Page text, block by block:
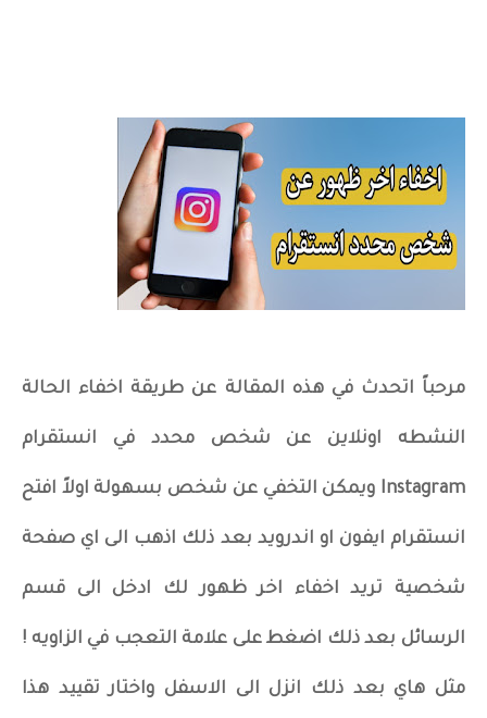
مرحباً اتحدث في هذه المقالة عن طريقة اخفاء الحالة
النشطه اونلاين عن شخص محدد في انستقرام
Instagram ويمكن التخفي عن شخص بسهولة اولاً افتح
انستقرام ايفون او اندرويد بعد ذلك اذهب الى اي صفحة
شخصية تريد اخفاء اخر ظهور لك ادخل الى قسم
الرسائل بعد ذلك اضغط على علامة التعجب في الزاويه !
مثل هاي بعد ذلك انزل الى الاسفل واختار تقييد هذا